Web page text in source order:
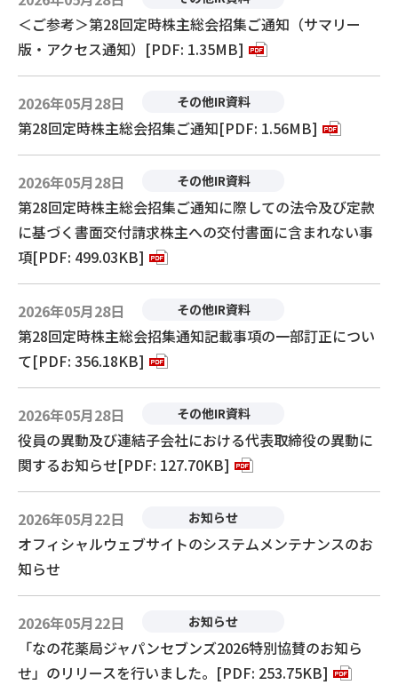
＜ご参考＞第28回定時株主総会招集ご通知（サマリー
版・アクセス通知）[PDF: 1.35MB]
2026年05月28日 その他IR資料
第28回定時株主総会招集ご通知[PDF: 1.56MB]
2026年05月28日 その他IR資料
第28回定時株主総会招集ご通知に際しての法令及び定款
に基づく書面交付請求株主への交付書面に含まれない事
項[PDF: 499.03KB]
2026年05月28日 その他IR資料
第28回定時株主総会招集通知記載事項の一部訂正につい
て[PDF: 356.18KB]
2026年05月28日 その他IR資料
役員の異動及び連結子会社における代表取締役の異動に
関するお知らせ[PDF: 127.70KB]
2026年05月22日 お知らせ
オフィシャルウェブサイトのシステムメンテナンスのお
知らせ
2026年05月22日 お知らせ
「なの花薬局ジャパンセブンズ2026特別協賛のお知ら
せ」のリリースを行いました。[PDF: 253.75KB]